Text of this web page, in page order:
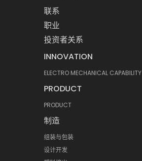
联系
职业
投资者关系
INNOVATION
ELECTRO MECHANICAL CAPABILITY
PRODUCT
PRODUCT
制造
组装与包装
设计开发